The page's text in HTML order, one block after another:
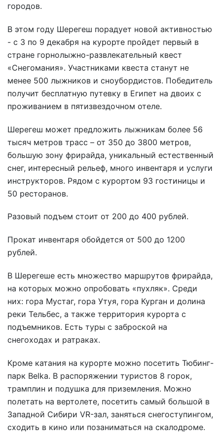
городов.
В этом году Шерегеш порадует новой активностью
- с 3 по 9 декабря на курорте пройдет первый в
стране горнолыжно-развлекательный квест
«Снегомания». Участниками квеста станут не
менее 500 лыжников и сноубордистов. Победитель
получит бесплатную путевку в Египет на двоих с
проживанием в пятизвездочном отеле.
Шерегеш может предложить лыжникам более 56
тысяч метров трасс – от 350 до 3800 метров,
большую зону фрирайда, уникальный естественный
снег, интересный рельеф, много инвентаря и услуги
инструкторов. Рядом с курортом 93 гостиницы и
50 ресторанов.
Разовый подъем стоит от 200 до 400 рублей.
Прокат инвентаря обойдется от 500 до 1200
рублей.
В Шерегеше есть множество маршрутов фрирайда,
на которых можно опробовать «пухляк». Среди
них: гора Мустаг, гора Утуя, гора Курган и долина
реки Тельбес, а также территория курорта с
подъемников. Есть туры с заброской на
снегоходах и ратраках.
Кроме катания на курорте можно посетить Тюбинг-
парк Belka. В распоряжении туристов 8 горок,
трамплин и подушка для приземления. Можно
полетать на вертолете, посетить самый большой в
Западной Сибири VR-зал, заняться снегоступингом,
сходить в кино или позаниматься на скалодроме.